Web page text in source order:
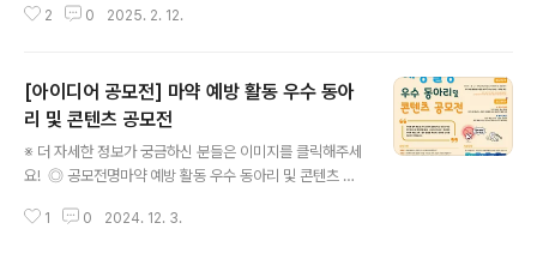
전 ◎ 참가자격K-POP과 최애에 대한 열정이 있는 사람생
(월) 23시 59분 : 얼리버드 등록 마감2월 8일(토) : 개인
참가자 접수 마감 & 팀 빌딩 시작2월 14일(금) : 팀 빌딩 마
감2월 15일(토) : Week 1 킥오프(온라인)2월 22일(토) :
Week 2 집중 작업(온라인)3월 01일(토) : Week 3 최종
드 ..
2 0 2025. 2. 12.
[아이디어 공모전] 마약 예방 활동 우수 동아
리 및 콘텐츠 공모전
※ 더 자세한 정보가 궁금하신 분들은 이미지를 클릭해주세
요! ◎ 공모전명마약 예방 활동 우수 동아리 및 콘텐츠 공
지원센터 등 포함)에서 마약 예방 활동을 수행한 동아리 또
1 0 2024. 12. 3.